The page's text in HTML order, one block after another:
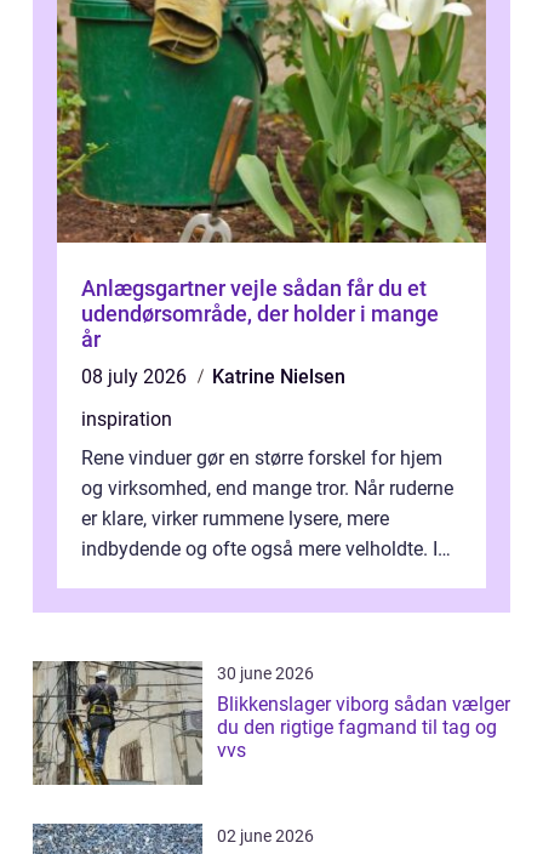
Anlægsgartner vejle sådan får du et
udendørsområde, der holder i mange
år
08 july 2026
Katrine Nielsen
inspiration
Rene vinduer gør en større forskel for hjem
og virksomhed, end mange tror. Når ruderne
er klare, virker rummene lysere, mere
indbydende og ofte også mere velholdte. I
30 june 2026
Blikkenslager viborg sådan vælger
du den rigtige fagmand til tag og
vvs
02 june 2026